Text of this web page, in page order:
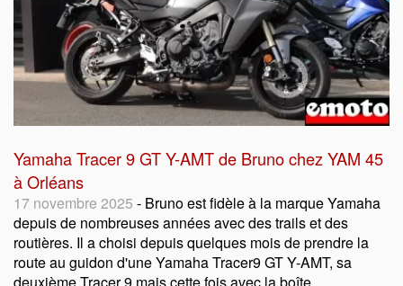
Yamaha Tracer 9 GT Y-AMT de Bruno chez YAM 45
à Orléans
17 novembre 2025 - Bruno est fidèle à la marque Yamaha
depuis de nombreuses années avec des trails et des
routières. Il a choisi depuis quelques mois de prendre la
route au guidon d'une Yamaha Tracer9 GT Y-AMT, sa
deuxième Tracer 9 mais cette fois avec la boîte